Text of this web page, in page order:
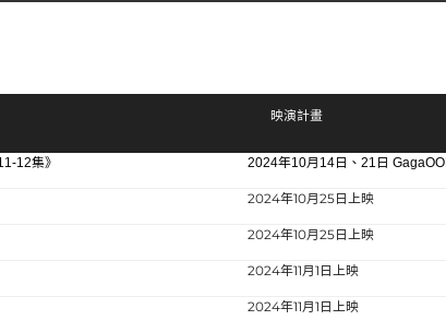
映演計畫
12集》 2024年10月14日、21日
2024年10月25日上映
2024年10月25日上映
2024年11月1日上映
2024年11月1日上映